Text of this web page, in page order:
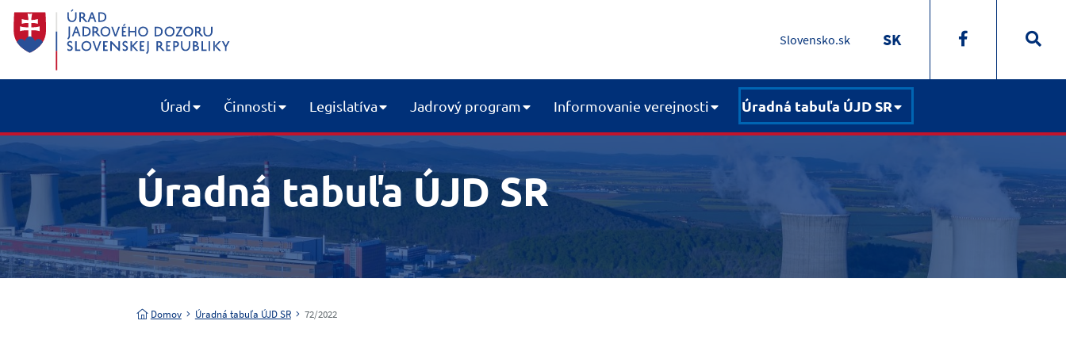
Slovensko.sk SK
Úrad Činnosti Legislatíva Jadrový program Informovanie verejnosti Úradná tabuľa ÚJD SR
Úradná tabuľa ÚJD SR
Domov Úradná tabuľa ÚJD SR 72/2022